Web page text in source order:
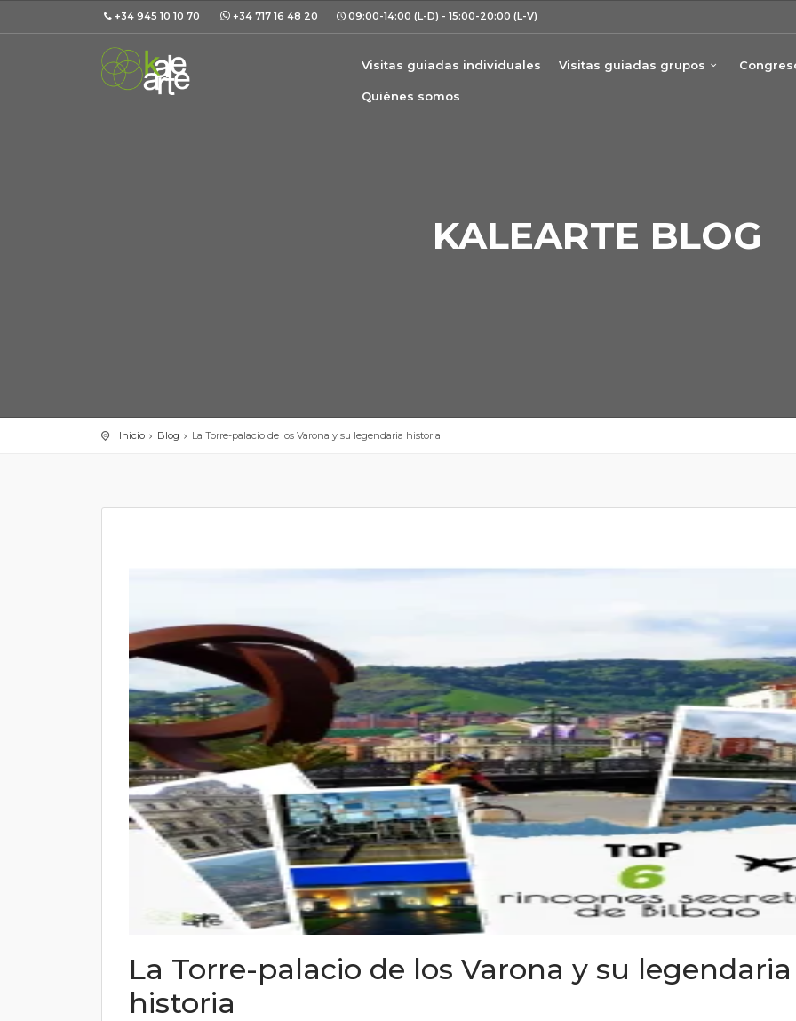
+34 945 10 10 70 +34 717 16 48 20 09:00-14:00 (L-D) - 15:00-20:00 (L-V)
Visitas guiadas individuales Visitas guiadas grupos
Quiénes somos
KALEARTE BLOG
Inicio Blog La Torre-palacio de los Varona y su legendaria historia
La Torre-palacio de los Varona y su legendaria
historia